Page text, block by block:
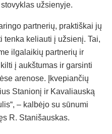
užsienyje.
partnerių, praktiškai jų
tenka keliauti į užsienį. Tai,
ilgalaikių partnerių ir
į aukštumas ir garsinti
arenose. Įkvepiančių
Stanionį ir Kavaliauską
– kalbėjo su sūnumi
R. Stanišauskas.